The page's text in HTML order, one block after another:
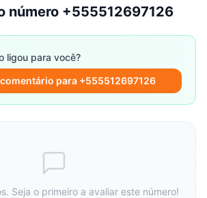
número +555512697126
ligou para você?
para +555512697126
Seja o primeiro a avaliar este número!